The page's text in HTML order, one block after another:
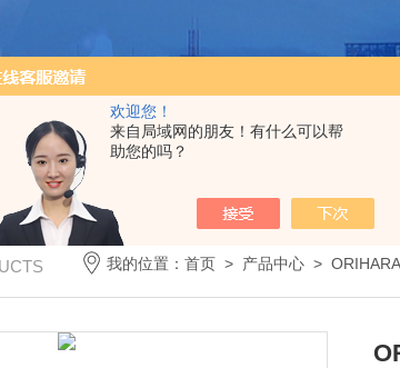
欢迎您！
来自局域网的朋友！有什么可以帮
助您的吗？
我的位置：首页 > 产品中心 >